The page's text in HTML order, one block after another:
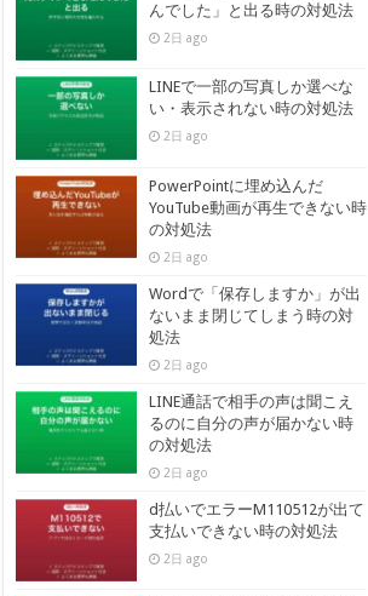
んでした」と出る時の対処法
2日 ago
LINEで一部の写真しか選べな
い・表示されない時の対処法
2日 ago
PowerPointに埋め込んだ
YouTube動画が再生できない時
の対処法
2日 ago
Wordで「保存しますか」が出
ないまま閉じてしまう時の対
処法
2日 ago
LINE通話で相手の声は聞こえ
るのに自分の声が届かない時
の対処法
2日 ago
d払いでエラーM110512が出て
支払いできない時の対処法
2日 ago